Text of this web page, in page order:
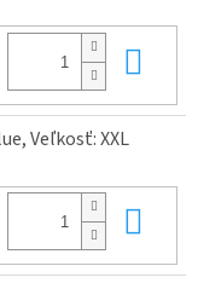
Veľkosť: XXL